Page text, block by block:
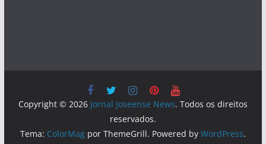
Copyright © 2026 Jornal Joseense News. Todos os direitos
reservados.
Tema: ColorMagpor ThemeGrill. Powered by WordPress.